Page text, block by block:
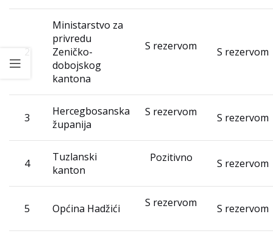
2
Ministarstvo za
privredu
Zeničko-
dobojskog
kantona
S rezervom S rezervom
3
Hercegbosanska
županija
S rezervom S rezervom
4
Tuzlanski
kanton
Pozitivno S rezervom
5 Općina Hadžići S rezervom S rezervom